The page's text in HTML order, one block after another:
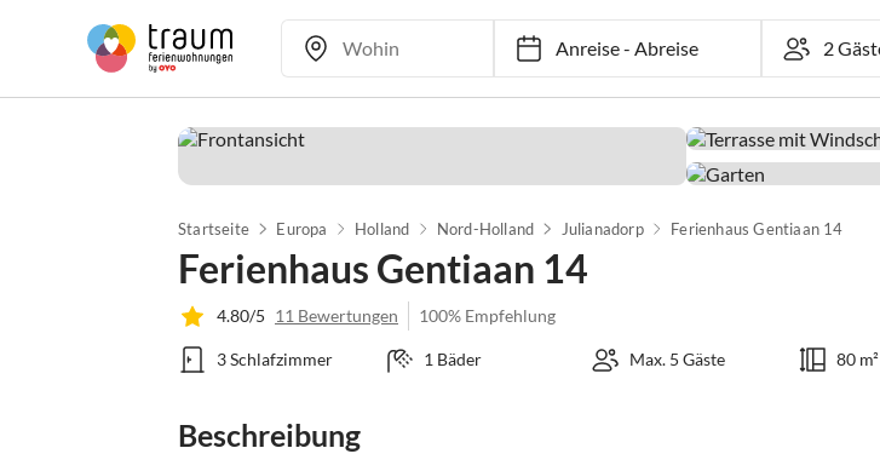
Anreise-Abreise
Startseite Europa Holland Nord-Holland Julianadorp Ferienhaus Gentiaan 14
Ferienhaus Gentiaan 14
4.80/5 11 Bewertungen 100% Empfehlung
3 Schlafzimmer 1 Bäder Max. 5 Gäste 80 m²
Beschreibung